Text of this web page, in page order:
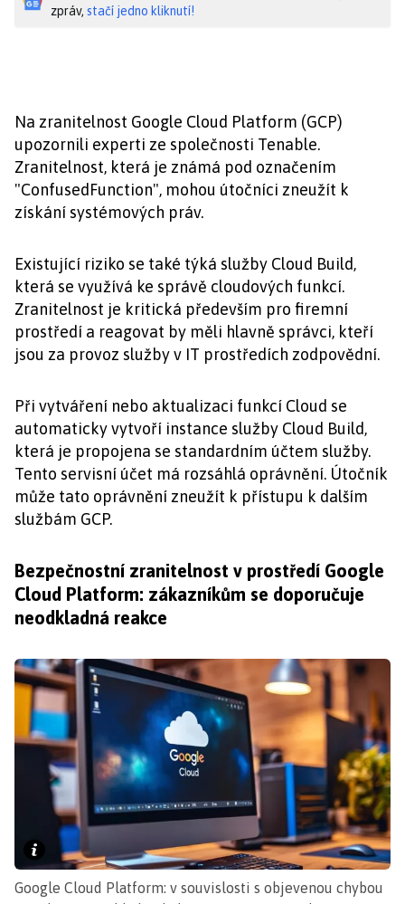
zpráv, stačí jedno kliknutí!
Na zranitelnost Google Cloud Platform (GCP)
upozornili experti ze společnosti Tenable.
Zranitelnost, která je známá pod označením
"ConfusedFunction", mohou útočníci zneužít k
získání systémových práv.
Existující riziko se také týká služby Cloud Build,
která se využívá ke správě cloudových funkcí.
Zranitelnost je kritická především pro firemní
prostředí a reagovat by měli hlavně správci, kteří
jsou za provoz služby v IT prostředích zodpovědní.
Při vytváření nebo aktualizaci funkcí Cloud se
automaticky vytvoří instance služby Cloud Build,
která je propojena se standardním účtem služby.
Tento servisní účet má rozsáhlá oprávnění. Útočník
může tato oprávnění zneužít k přístupu k dalším
službám GCP.
Bezpečnostní zranitelnost v prostředí Google
Cloud Platform: zákazníkům se doporučuje
neodkladná reakce
Google Cloud Platform: v souvislosti s objevenou chybou